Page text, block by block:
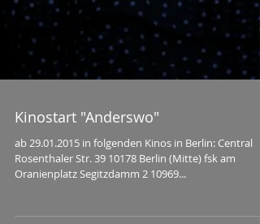
Kinostart "Anderswo"
Oranienplatz Segitzdamm 2 10969...